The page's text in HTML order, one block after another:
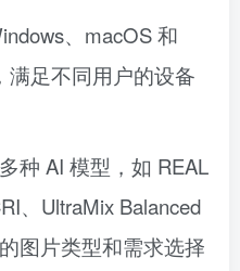
、macOS 和
满足不同用户的设备
种 AI 模型，如 REAL
、UltraMix Balanced
图片类型和需求选择